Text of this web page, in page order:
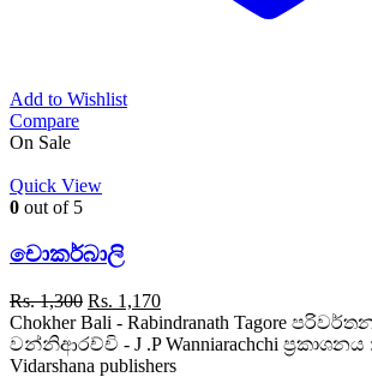
Add to Wishlist
Compare
On Sale
Quick View
0 out of 5
චොකර්බාලි
Rs.1,300 Original
price
was:
Rs. 1,300.
Rs. 1,170Current
price
is:
Rs. 1,170.
Chokher Bali - Rabindranath Tagore
වන්නිආරච්චි - J .P Wanniarachchi
Vidarshana publishers